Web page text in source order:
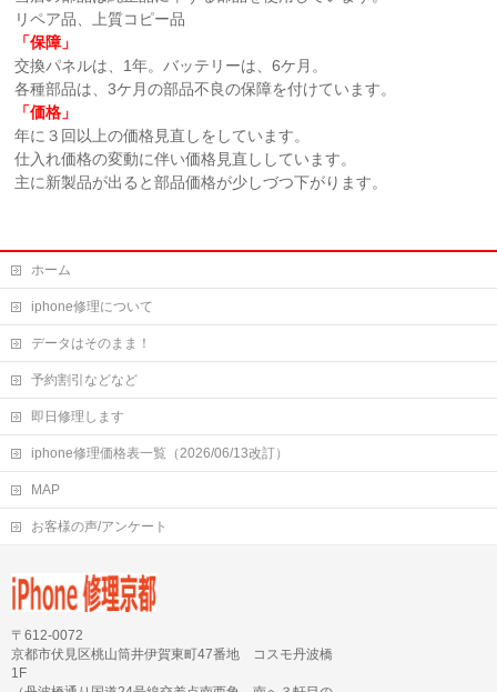
リペア品、上質コピー品
「保障」
交換パネルは、1年。バッテリーは、6ケ月。
各種部品は、3ケ月の部品不良の保障を付けています。
「価格」
年に３回以上の価格見直しをしています。
仕入れ価格の変動に伴い価格見直ししています。
主に新製品が出ると部品価格が少しづつ下がります。
ホーム
iphone修理について
データはそのまま！
予約割引などなど
即日修理します
iphone修理価格表一覧（2026/06/13改訂）
MAP
お客様の声/アンケート
〒612-0072
京都市伏見区桃山筒井伊賀東町47番地 コスモ丹波橋
1F